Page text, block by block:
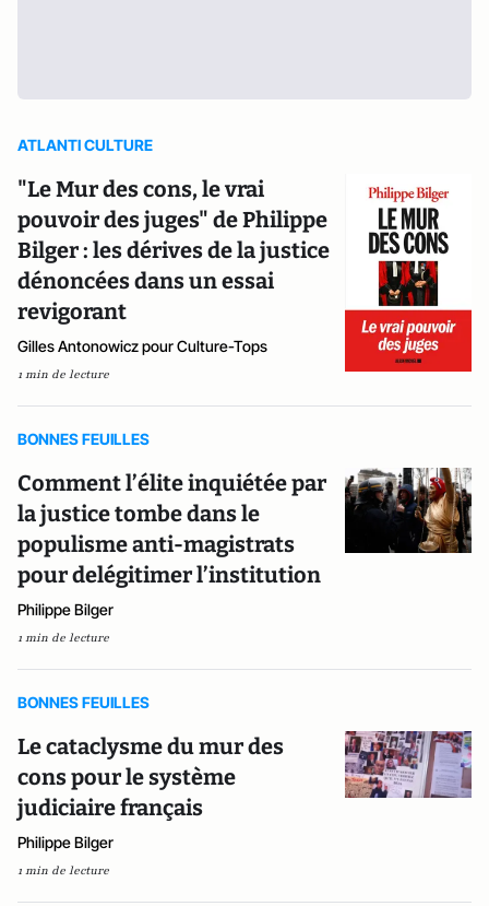
ATLANTI CULTURE
"Le Mur des cons, le vrai
pouvoir des juges" de Philippe
Bilger : les dérives de la justice
dénoncées dans un essai
revigorant
Gilles Antonowicz pour Culture-Tops
1 min de lecture
BONNES FEUILLES
Comment l’élite inquiétée par
la justice tombe dans le
populisme anti-magistrats
pour delégitimer l’institution
Philippe Bilger
1 min de lecture
BONNES FEUILLES
Le cataclysme du mur des
cons pour le système
judiciaire français
Philippe Bilger
1 min de lecture